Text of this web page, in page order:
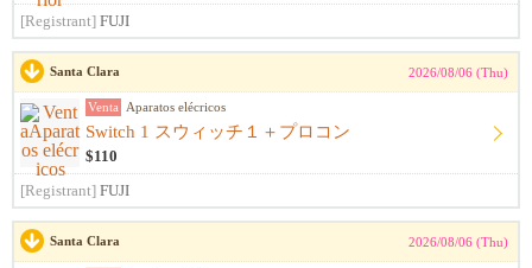
[Registrant] FUJI
Santa Clara 2026/08/06 (Thu)
Venta Aparatos elécricos
Switch 1 スウィッチ１＋プロコン
$110
[Registrant] FUJI
Santa Clara 2026/08/06 (Thu)